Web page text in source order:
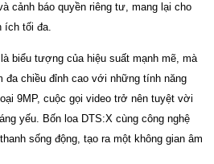
cảnh báo quyền riêng tư, mang lại cho
ích tối đa.
biểu tượng của hiệu suất mạnh mẽ, mà
đa chiều đỉnh cao với những tính năng
9MP, cuộc gọi video trở nên tuyệt vời
yếu. Bốn loa DTS:X cùng công nghệ
sống động, tạo ra một không gian âm